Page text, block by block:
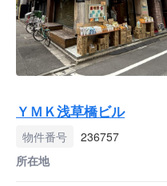
ＹＭＫ浅草橋ビル
物件番号
236757
所在地